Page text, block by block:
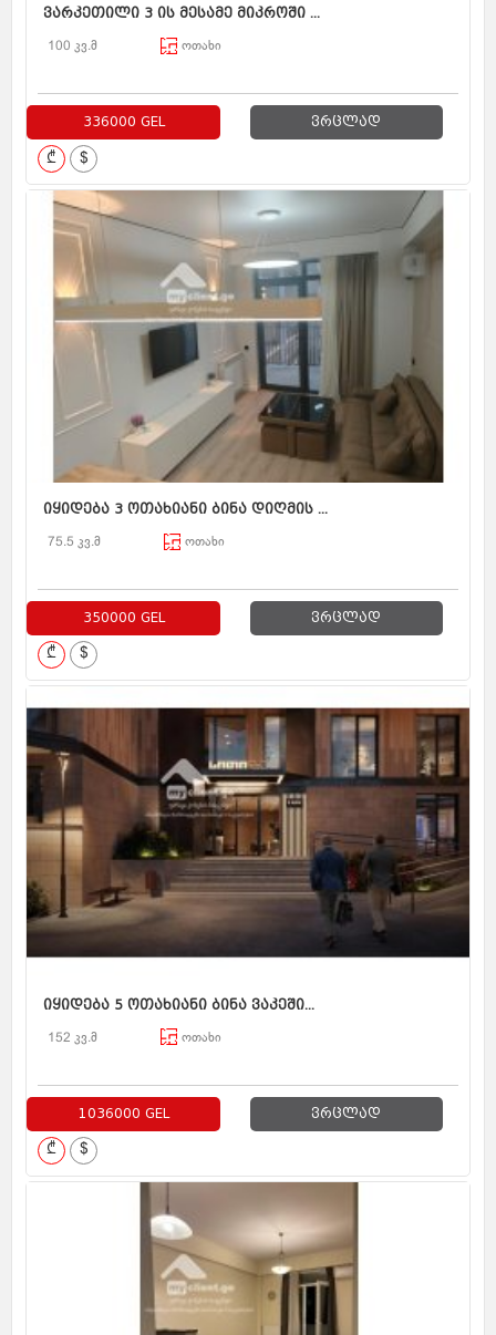
ვარკეთილი 3 ის მესამე მიკროში ...
100 კვ.მ ოთახი
336000 GEL ვრცლად
₾ $
იყიდება 3 ოთახიანი ბინა დიღმის ...
75.5 კვ.მ ოთახი
350000 GEL ვრცლად
₾ $
იყიდება 5 ოთახიანი ბინა ვაკეში...
152 კვ.მ ოთახი
1036000 GEL ვრცლად
₾ $